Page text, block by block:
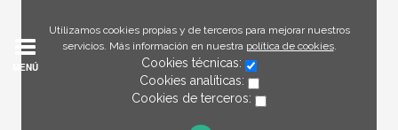
Utilizamos cookies propias y de terceros para mejorar nuestros
servicios. Más información en nuestra política de cookies.
Cookies técnicas:
Cookies analíticas:
Cookies de terceros:
MENÚ